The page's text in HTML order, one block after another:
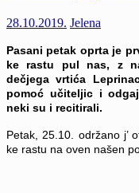
28.10.2019. Jelena
Pasani petak oprta je
ke rastu pul nas, z
dečjega vrtića
pomoć učiteljic i
neki su i recitirali.
Petak, 25.10. održano j’
ke rastu na oven našen